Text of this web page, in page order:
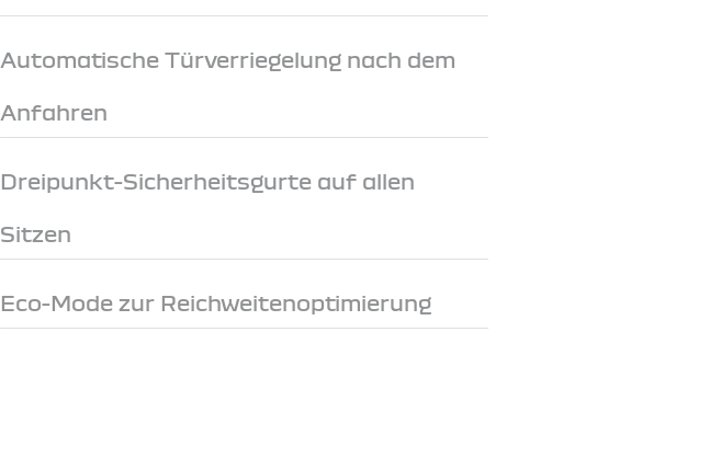
Automatische Türverriegelung nach dem
Anfahren
Dreipunkt-Sicherheitsgurte auf allen
Sitzen
Eco-Mode zur Reichweitenoptimierung